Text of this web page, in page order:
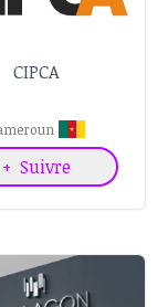
CIPCA
+ Suivre